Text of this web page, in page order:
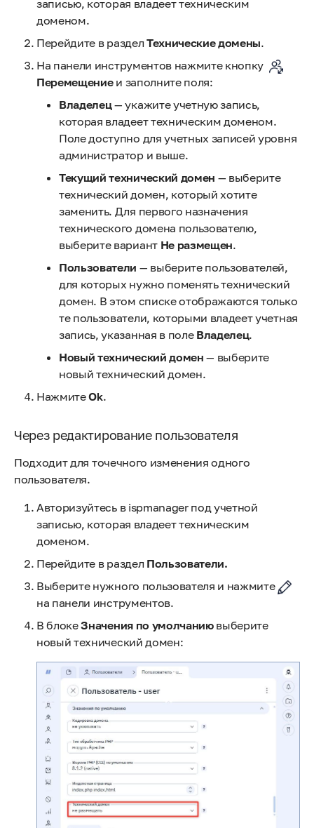
записью, которая владеет техническим
доменом.
Перейдите в раздел Технические домены.
На панели инструментов нажмите кнопку
Перемещениеи заполните поля:
Владелец— укажите учетную запись,
которая владеет техническим доменом.
Поле доступно для учетных записей уровня
администратор и выше.
Текущий технический домен — выберите
технический домен, который хотите
заменить. Для первого назначения
технического домена пользователю,
выберите вариант Не размещен.
Пользователи — выберите пользователей,
для которых нужно поменять технический
домен. В этом списке отображаются только
те пользователи, которыми владеет учетная
запись, указанная в поле Владелец.
Новый технический домен — выберите
новый технический домен.
НажмитеOk.
Через редактирование пользователя
Подходит для точечного изменения одного
пользователя.
Авторизуйтесь в ispmanager под учетной
записью, которая владеет техническим
доменом.
Перейдите в раздел Пользователи.
Выберите нужного пользователя и нажмите
на панели инструментов.
В блокеЗначения по умолчаниювыберите
новый технический домен: